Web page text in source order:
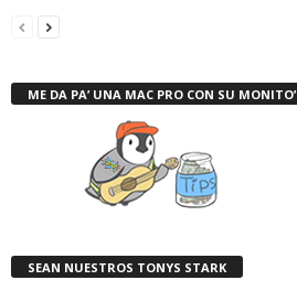
ME DA PA’ UNA MAC PRO CON SU MONITO’
SEAN NUESTROS TONYS STARK